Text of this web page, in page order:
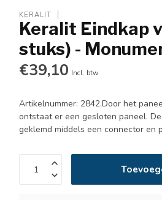
KERALIT
Keralit Eindkap
stuks) -
€39,10 Incl. btw
Artikelnummer: 2842.Door het
ontstaat er een gesloten paneel.
geklemd middels een connector en